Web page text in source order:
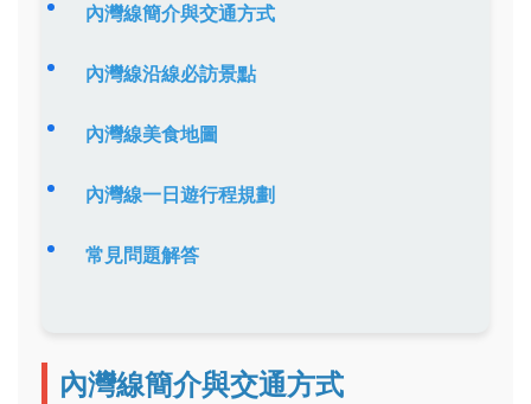
內灣線簡介與交通方式
內灣線沿線必訪景點
內灣線美食地圖
內灣線一日遊行程規劃
常見問題解答
內灣線簡介與交通方式